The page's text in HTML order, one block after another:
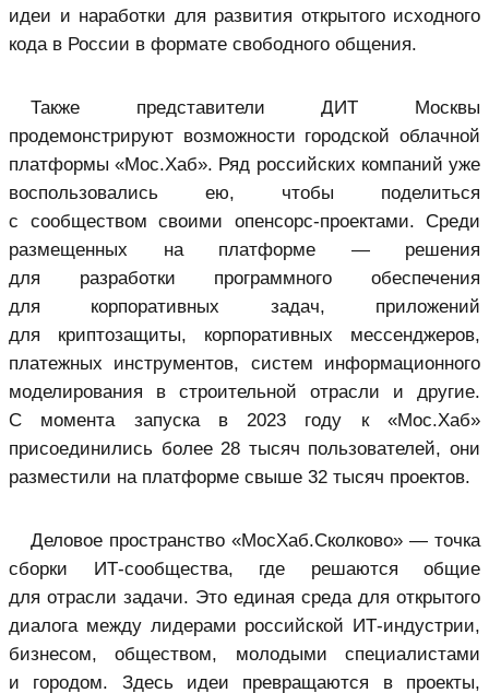
идеи и наработки для развития открытого исходного
кода в России в формате свободного общения.
Также представители ДИТ Москвы
продемонстрируют возможности городской облачной
платформы «Мос.Хаб». Ряд российских компаний уже
воспользовались ею, чтобы поделиться
с сообществом своими опенсорс-проектами. Среди
размещенных на платформе — решения
для разработки программного обеспечения
для корпоративных задач, приложений
для криптозащиты, корпоративных мессенджеров,
платежных инструментов, систем информационного
моделирования в строительной отрасли и другие.
С момента запуска в 2023 году к «Мос.Хаб»
присоединились более 28 тысяч пользователей, они
разместили на платформе свыше 32 тысяч проектов.
Деловое пространство «МосХаб.Сколково» — точка
сборки ИТ-сообщества, где решаются общие
для отрасли задачи. Это единая среда для открытого
диалога между лидерами российской ИТ-индустрии,
бизнесом, обществом, молодыми специалистами
и городом. Здесь идеи превращаются в проекты,